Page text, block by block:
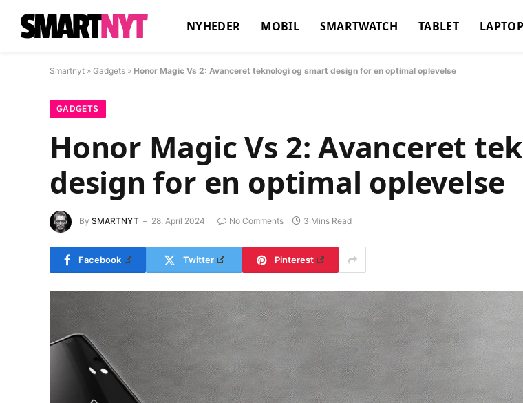
NYHEDER MOBIL SMARTWATCH TABLET LAPTOP
Smartnyt » Gadgets » Honor Magic Vs 2: Avanceret teknologi og smart design for en optimal oplevelse
GADGETS
Honor Magic Vs 2: Avanceret
design for en optimal oplevelse
By SMARTNYT 28. April 2024 No Comments 3 Mins Read
Facebook Twitter Pinterest